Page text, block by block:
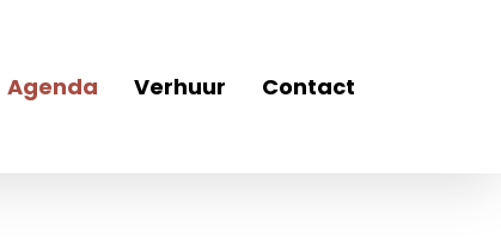
Agenda Verhuur Contact